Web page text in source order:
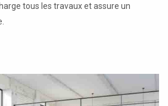
tous les travaux et assure un